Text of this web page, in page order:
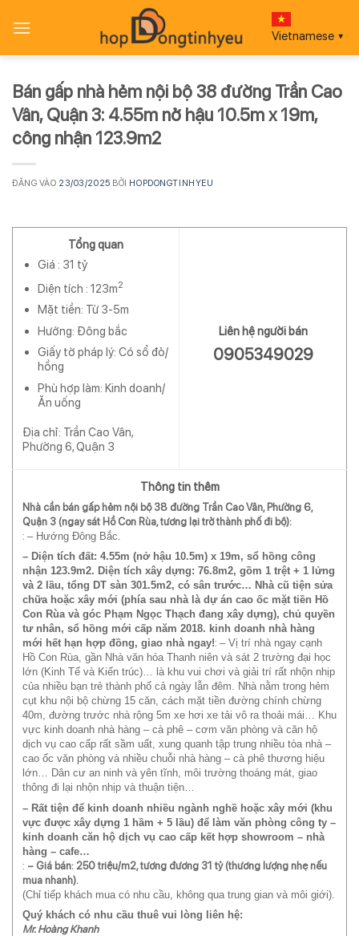
qua
Vietnamese ▼
Bán gấp nhà hẻm nội bộ 38 đường Trần Cao
Vân, Quận 3: 4.55m nở hậu 10.5m x 19m,
công nhận 123.9m2
ĐĂNG VÀO 23/03/2025 BỞI HOPDONGTINHYEU
Tổng quan
Giá : 31 tỷ
Diện tích : 123m2
Mặt tiền: Từ 3-5m
Hướng: Đông bắc
Giấy tờ pháp lý: Có sổ đỏ/
hồng
Phù hợp làm: Kinh doanh/
Ăn uống
Địa chỉ: Trần Cao Vân,
Phường 6, Quận 3
Liên hệ người bán
0905349029
Thông tin thêm
Nhà cần bán gấp hẻm nội bộ 38 đường Trần Cao Vân, Phường 6,
Quận 3 (ngay sát Hồ Con Rùa, tương lại trở thành phố đi bộ):
: – Hướng Đông Bắc.
– Diện tích đất: 4.55m (nở hậu 10.5m) x 19m, sổ hồng công
nhận 123.9m2. Diện tích xây dựng: 76.8m2, gồm 1 trệt + 1 lửng
và 2 lầu, tổng DT sàn 301.5m2, có sân trước… Nhà cũ tiện sửa
chữa hoặc xây mới (phía sau nhà là dự án cao ốc mặt tiền Hồ
Con Rùa và góc Phạm Ngọc Thạch đang xây dựng), chủ quyền
tư nhân, sổ hồng mới cấp năm 2018. kinh doanh nhà hàng
mới hết hạn hợp đồng, giao nhà ngay!: – Vị trí nhà ngay cạnh
Hồ Con Rùa, gần Nhà văn hóa Thanh niên và sát 2 trường đại học
lớn (Kinh Tế và Kiến trúc)… là khu vui chơi và giải trí rất nhộn nhịp
của nhiều bạn trẻ thành phố cả ngày lẫn đêm. Nhà nằm trong hẻm
cụt khu nội bộ chừng 15 căn, cách mặt tiền đường chính chừng
40m, đường trước nhà rộng 5m xe hơi xe tải vô ra thoải mái… Khu
vực kinh doanh nhà hàng – cà phê – cơm văn phòng và căn hộ
dịch vụ cao cấp rất sầm uất, xung quanh tập trung nhiều tòa nhà –
cao ốc văn phòng và nhiều chuỗi nhà hàng – cà phê thương hiệu
lớn… Dân cư an ninh và yên tĩnh, môi trường thoáng mát, giao
thông đi lại nhộn nhịp và thuận tiện…
– Rất tiện để kinh doanh nhiều ngành nghề hoặc xây mới (khu
vực được xây dựng 1 hầm + 5 lầu) để làm văn phòng công ty –
kinh doanh căn hộ dịch vụ cao cấp kết hợp showroom – nhà
hàng – cafe…
: – Giá bán: 250 triệu/m2, tương đương 31 tỷ (thương lượng nhẹ nếu
mua nhanh).
(Chỉ tiếp khách mua có nhu cầu, không qua trung gian và môi giới).
Quý khách có nhu cầu thuê vui lòng liên hệ:
Mr. Hoàng Khanh